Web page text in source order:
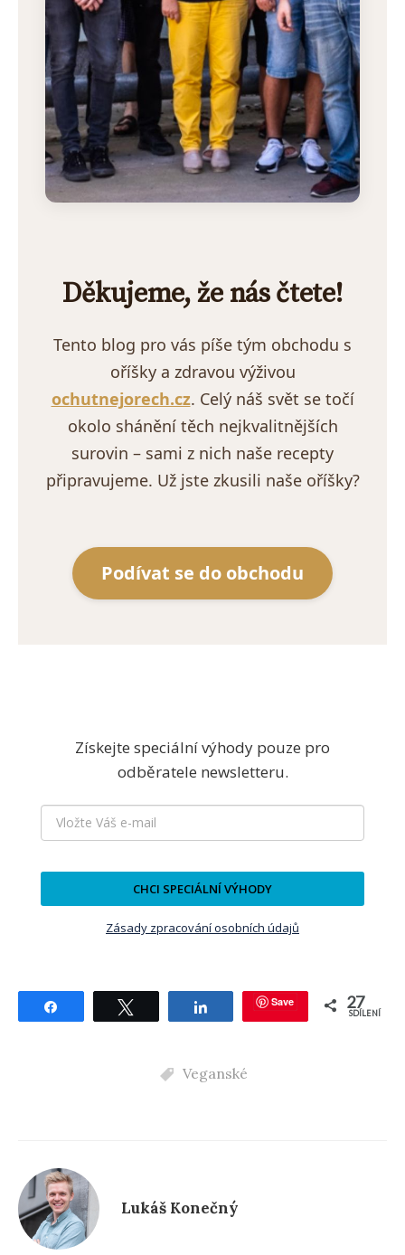
Děkujeme, že nás čtete!
Tento blog pro vás píše tým obchodu s
oříšky a zdravou výživou
ochutnejorech.cz. Celý náš svět se točí
okolo shánění těch nejkvalitnějších
surovin – sami z nich naše recepty
připravujeme. Už jste zkusili naše oříšky?
Podívat se do obchodu
Získejte speciální výhody pouze pro
odběratele newsletteru.
CHCI SPECIÁLNÍ VÝHODY
Zásady zpracování osobních údajů
Tweetnout Save 27
SDÍLENÍ
Veganské
Lukáš Konečný